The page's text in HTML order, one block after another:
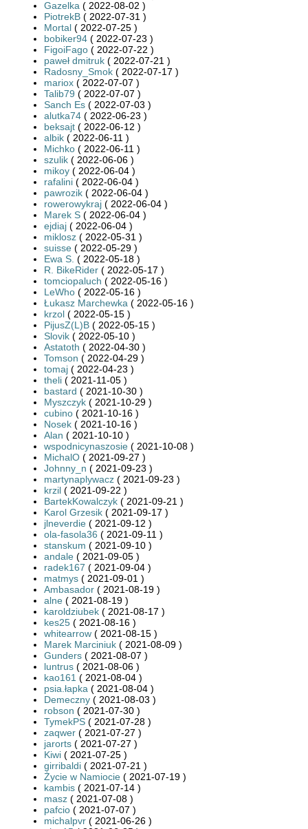
Gazelka ( 2022-08-02 )
PiotrekB ( 2022-07-31 )
Mortal ( 2022-07-25 )
bobiker94 ( 2022-07-23 )
FigoiFago ( 2022-07-22 )
paweł dmitruk ( 2022-07-21 )
Radosny_Smok ( 2022-07-17 )
mariox ( 2022-07-07 )
Talib79 ( 2022-07-07 )
Sanch Es ( 2022-07-03 )
alutka74 ( 2022-06-23 )
beksajt ( 2022-06-12 )
albik ( 2022-06-11 )
Michko ( 2022-06-11 )
szulik ( 2022-06-06 )
mikoy ( 2022-06-04 )
rafalini ( 2022-06-04 )
pawrozik ( 2022-06-04 )
rowerowykraj ( 2022-06-04 )
Marek S ( 2022-06-04 )
ejdiaj ( 2022-06-04 )
miklosz ( 2022-05-31 )
suisse ( 2022-05-29 )
Ewa S. ( 2022-05-18 )
R. BikeRider ( 2022-05-17 )
tomciopaluch ( 2022-05-16 )
LeWho ( 2022-05-16 )
Łukasz Marchewka ( 2022-05-16 )
krzol ( 2022-05-15 )
PijusZ(L)B ( 2022-05-15 )
Slovik ( 2022-05-10 )
Astatoth ( 2022-04-30 )
Tomson ( 2022-04-29 )
tomaj ( 2022-04-23 )
theli ( 2021-11-05 )
bastard ( 2021-10-30 )
Myszczyk ( 2021-10-29 )
cubino ( 2021-10-16 )
Nosek ( 2021-10-16 )
Alan ( 2021-10-10 )
wspodnicynaszosie ( 2021-10-08 )
MichalO ( 2021-09-27 )
Johnny_n ( 2021-09-23 )
martynaplywacz ( 2021-09-23 )
krzil ( 2021-09-22 )
BartekKowalczyk ( 2021-09-21 )
Karol Grzesik ( 2021-09-17 )
jlneverdie ( 2021-09-12 )
ola-fasola36 ( 2021-09-11 )
stanskum ( 2021-09-10 )
andale ( 2021-09-05 )
radek167 ( 2021-09-04 )
matmys ( 2021-09-01 )
Ambasador ( 2021-08-19 )
alne ( 2021-08-19 )
karoldziubek ( 2021-08-17 )
kes25 ( 2021-08-16 )
whitearrow ( 2021-08-15 )
Marek Marciniuk ( 2021-08-09 )
Gunders ( 2021-08-07 )
luntrus ( 2021-08-06 )
kao161 ( 2021-08-04 )
psia.łapka ( 2021-08-04 )
Demeczny ( 2021-08-03 )
robson ( 2021-07-30 )
TymekPS ( 2021-07-28 )
zaqwer ( 2021-07-27 )
jarorts ( 2021-07-27 )
Kiwi ( 2021-07-25 )
girribaldi ( 2021-07-21 )
Życie w Namiocie ( 2021-07-19 )
kambis ( 2021-07-14 )
masz ( 2021-07-08 )
pafcio ( 2021-07-07 )
michalpvr ( 2021-06-26 )